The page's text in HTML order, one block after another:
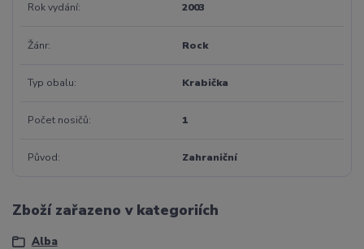
Rok vydání 2003
Žánr Rock
Typ obalu Krabička
Počet nosičů 1
Původ Zahraniční
Zboží zařazeno v kategoriích
Alba